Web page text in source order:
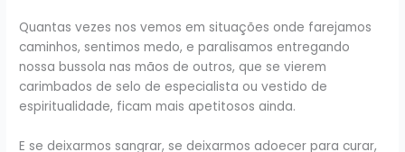
Quantas vezes nos vemos em situações onde farejamos
caminhos, sentimos medo, e paralisamos entregando
nossa bussola nas mãos de outros, que se vierem
carimbados de selo de especialista ou vestido de
espiritualidade, ficam mais apetitosos ainda.
E se deixarmos sangrar, se deixarmos adoecer para curar,